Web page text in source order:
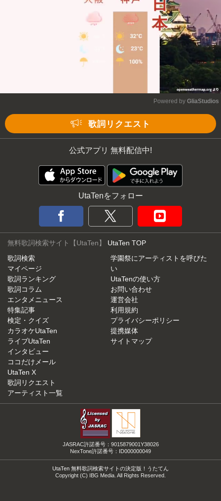
Powered by GliaStudios
歌詞リクエスト
公式アプリ 無料配信中!
UtaTenをフォロー
無料歌詞検索サイト【UtaTen】 UtaTen TOP
歌詞検索
マイページ
歌詞ランキング
歌詞コラム
エンタメニュース
特集記事
検定・クイズ
カラオケUtaTen
ライブUtaTen
インタビュー
ココだけメール
UtaTen X
歌詞リクエスト
アーティスト一覧
学園祭にアーティストを呼びた
い
UtaTenの使い方
お問い合わせ
運営会社
利用規約
プライバシーポリシー
提携媒体
サイトマップ
JASRAC許諾番号：9015879001Y38026
NexTone許諾番号：ID000000049
UtaTen 無料歌詞検索サイトの決定版！うたてん
Copyright (C) IBG Media. All Rights Reserved.